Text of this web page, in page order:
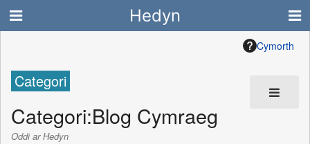
Hedyn
Cymorth
Categori
Categori:Blog Cymraeg
Oddi ar Hedyn